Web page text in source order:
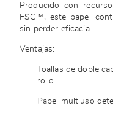
Producido con
FSC™, este papel
sin perder eficacia.
Ventajas:
Toallas de doble
rollo.
Papel multiuso